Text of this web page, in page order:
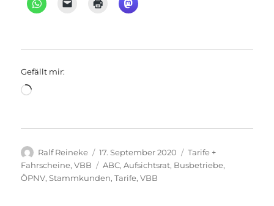
Gefällt mir:
Wird
Autor
Ralf Reineke
Veröffentlicht
am
17. September 2020 Kategorien
Tarife +
Fahrscheine,VBB Schlagwörter
ABC,Aufsichtsrat, Busbetriebe,
ÖPNV,Stammkunden,Tarife,VBB